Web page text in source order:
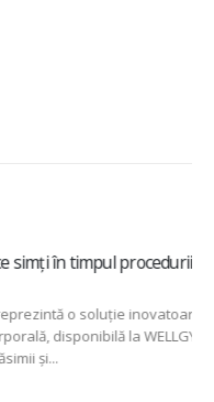
timpul procedurii și ce
o soluție inovatoare
la WELLGYN, care